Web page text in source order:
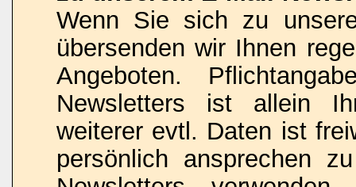
Wenn Sie sich zu
übersenden wir Ihnen
Angeboten.
Newsletters ist allein
weiterer evtl. Daten ist
persönlich ansprechen